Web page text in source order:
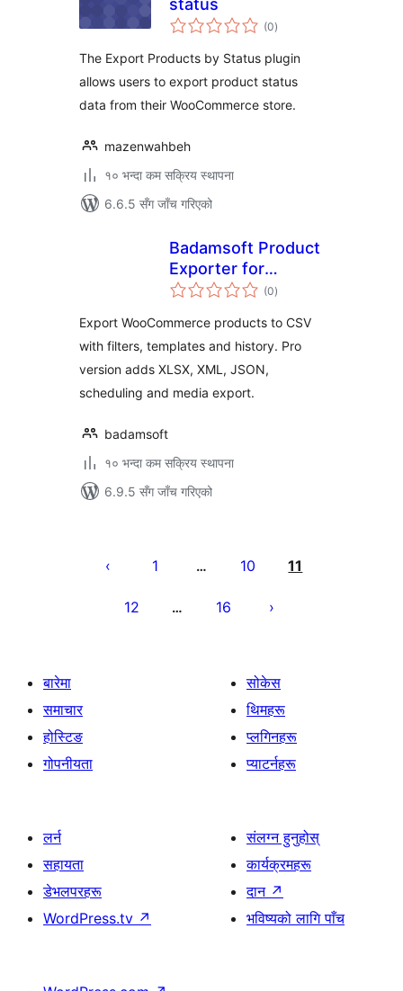
status
(0कुल
रेटिङ्गहरू
)
The Export Products by Status plugin
allows users to export product status
data from their WooCommerce store.
mazenwahbeh
१० भन्दा कम सक्रिय स्थापना
6.6.5 सँग जाँच गरिएको
Badamsoft Product
Exporter for
WooCommerce
(0कुल
रेटिङ्गहरू
)
Export WooCommerce products to CSV
with filters, templates and history. Pro
version adds XLSX, XML, JSON,
scheduling and media export.
badamsoft
१० भन्दा कम सक्रिय स्थापना
6.9.5 सँग जाँच गरिएको
पृष्ठाङ्कन1 … 10 11
12 … 16
बारेमा
समाचार
होस्टिङ
गोपनीयता
सोकेस
थिमहरू
प्लगिनहरू
प्याटर्नहरू
लर्न
सहायता
डेभलपरहरू
WordPress.tv ↗
संलग्न हुनुहोस्
कार्यक्रमहरू
दान ↗
भविष्यको लागि पाँच